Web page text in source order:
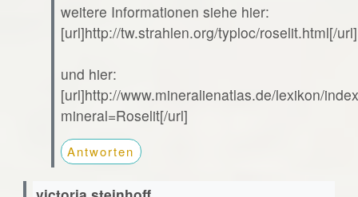
weitere Informationen siehe hier:
[url]http://tw.strahlen.org/typloc/roselit.html[/url]
und hier:
[url]http://www.mineralienatlas.de/lexikon/
mineral=Roselit[/url]
Antworten